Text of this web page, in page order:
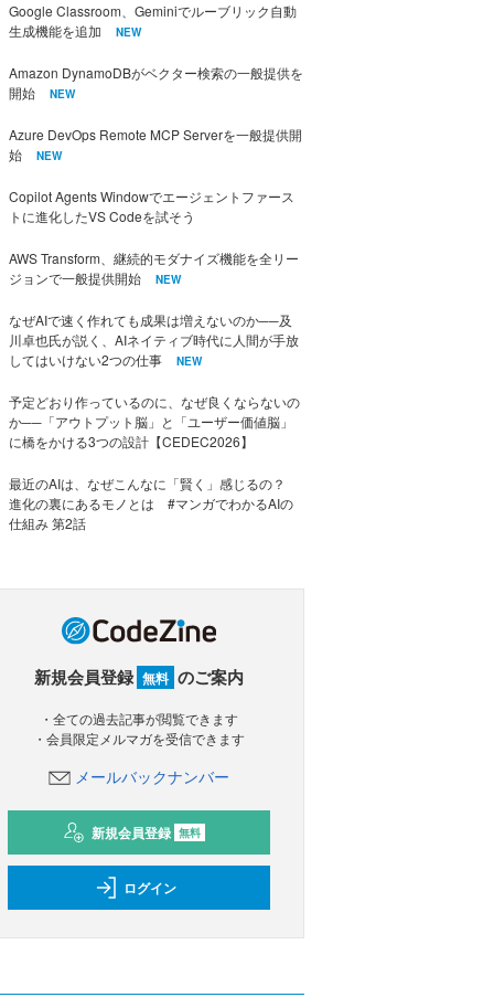
Google Classroom、Geminiでルーブリック自動
生成機能を追加
NEW
Amazon DynamoDBがベクター検索の一般提供を
開始
NEW
Azure DevOps Remote MCP Serverを一般提供開
始
NEW
Copilot Agents Windowでエージェントファース
トに進化したVS Codeを試そう
AWS Transform、継続的モダナイズ機能を全リー
ジョンで一般提供開始
NEW
なぜAIで速く作れても成果は増えないのか──及
川卓也氏が説く、AIネイティブ時代に人間が手放
してはいけない2つの仕事
NEW
予定どおり作っているのに、なぜ良くならないの
か──「アウトプット脳」と「ユーザー価値脳」
に橋をかける3つの設計【CEDEC2026】
最近のAIは、なぜこんなに「賢く」感じるの？
進化の裏にあるモノとは #マンガでわかるAIの
仕組み 第2話
新規会員登録 無料 のご案内
・全ての過去記事が閲覧できます
・会員限定メルマガを受信できます
メールバックナンバー
新規会員登録 無料
ログイン